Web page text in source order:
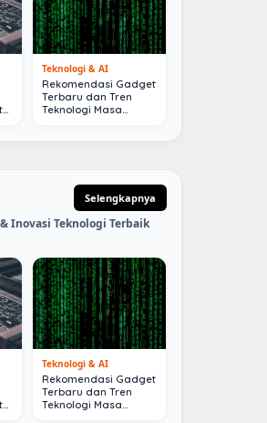
Teknologi & AI
Rekomendasi Gadget
Terbaru dan Tren
Teknologi Masa
Selengkapnya
Inovasi Teknologi Terbaik
Teknologi & AI
Rekomendasi Gadget
Terbaru dan Tren
Teknologi Masa